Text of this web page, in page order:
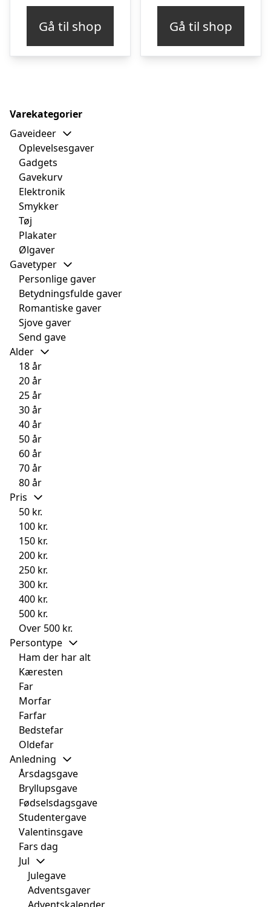
Gå til shop Gå til shop
Varekategorier
Gaveideer
Oplevelsesgaver
Gadgets
Gavekurv
Elektronik
Smykker
Tøj
Plakater
Ølgaver
Gavetyper
Personlige gaver
Betydningsfulde gaver
Romantiske gaver
Sjove gaver
Send gave
Alder
18 år
20 år
25 år
30 år
40 år
50 år
60 år
70 år
80 år
Pris
50 kr.
100 kr.
150 kr.
200 kr.
250 kr.
300 kr.
400 kr.
500 kr.
Over 500 kr.
Persontype
Ham der har alt
Kæresten
Far
Morfar
Farfar
Bedstefar
Oldefar
Anledning
Årsdagsgave
Bryllupsgave
Fødselsdagsgave
Studentergave
Valentinsgave
Fars dag
Jul
Julegave
Adventsgaver